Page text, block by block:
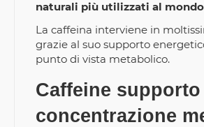
naturali più utilizzati al
La caffeina interviene in
grazie al suo supporto
punto di vista metabolico.
Caffeine
concentrazione